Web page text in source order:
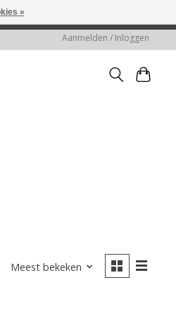
Aanmelden / Inloggen
Meest bekeken
»